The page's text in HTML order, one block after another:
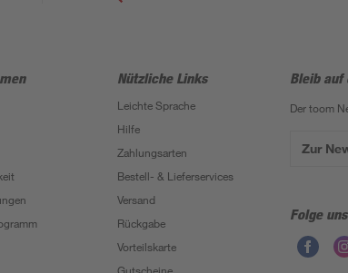
Nützliche Links
Leichte Sprache
Hilfe
Zahlungsarten
Bestell- & Lieferservices
Versand
Rückgabe
Vorteilskarte
Bleib auf
Der toom
Zur
Folge uns